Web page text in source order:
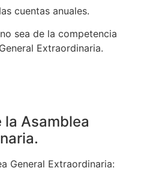
cuentas anuales.
sea de la competencia
Extraordinaria.
Asamblea
General Extraordinaria: